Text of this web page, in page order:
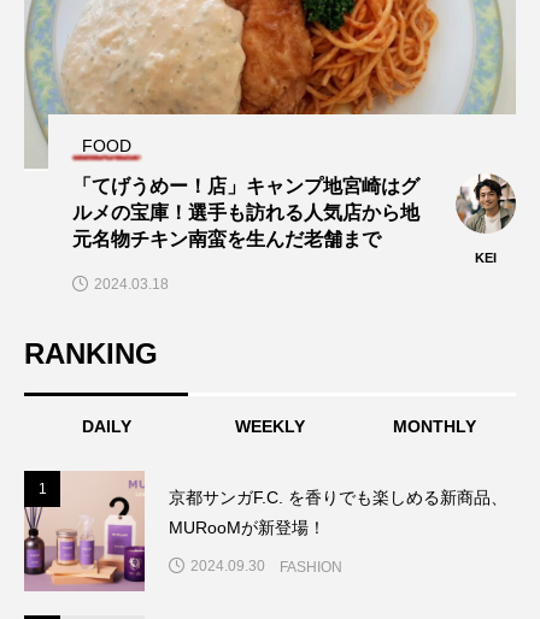
FOOD
「てげうめー！店」キャンプ地宮崎はグ
ルメの宝庫！選手も訪れる人気店から地
元名物チキン南蛮を生んだ老舗まで
KEI
2024.03.18
RANKING
DAILY WEEKLY MONTHLY
1
京都サンガF.C. を香りでも楽しめる新商品、
MURooMが新登場！
2024.09.30 FASHION